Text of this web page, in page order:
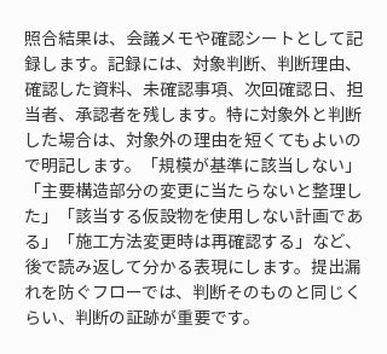
照合結果は、会議メモや確認シートとして記
録します。記録には、対象判断、判断理由、
確認した資料、未確認事項、次回確認日、担
当者、承認者を残します。特に対象外と判断
した場合は、対象外の理由を短くてもよいの
で明記します。「規模が基準に該当しない」
「主要構造部分の変更に当たらないと整理し
た」「該当する仮設物を使用しない計画であ
る」「施工方法変更時は再確認する」など、
後で読み返して分かる表現にします。提出漏
れを防ぐフローでは、判断そのものと同じく
らい、判断の証跡が重要です。